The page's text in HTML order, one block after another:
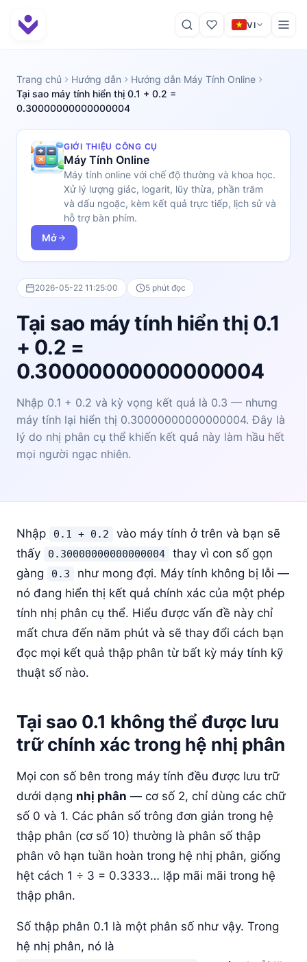
VI
Trang chủ Hướng dẫn
Hướng dẫn Máy Tính Online
Tại sao máy tính hiển thị 0.1 + 0.2 =
0.30000000000000004
GIỚI THIỆU CÔNG CỤ
Máy Tính Online
Máy tính online với chế độ thường và khoa học.
Xử lý lượng giác, logarit, lũy thừa, phần trăm
và dấu ngoặc, kèm kết quả trực tiếp, lịch sử và
hỗ trợ bàn phím.
Mở
2026-05-22 11:25:00 5 phút đọc
Tại sao máy tính hiển thị 0.1
+ 0.2 =
0.30000000000000004
Nhập 0.1 + 0.2 và kỳ vọng kết quả là 0.3 — nhưng
máy tính lại hiển thị 0.30000000000000004. Đây là
lý do nhị phân cụ thể khiến kết quả này làm hầu hết
mọi người ngạc nhiên.
Nhập 0.1 + 0.2
vào máy tính ở trên và bạn sẽ
thấy
0.30000000000000004
thay vì con số gọn
gàng
0.3
như mong đợi. Máy tính không bị lỗi —
nó đang hiển thị kết quả chính xác của một phép
tính nhị phân cụ thể. Hiểu được vấn đề này chỉ
mất chưa đến năm phút và sẽ thay đổi cách bạn
đọc mọi kết quả thập phân từ bất kỳ máy tính kỹ
thuật số nào.
Tại sao 0.1 không thể được lưu
trữ chính xác trong hệ nhị phân
Mọi con số bên trong máy tính đều được lưu trữ
dưới dạng nhị phân — cơ số 2, chỉ dùng các chữ
số 0 và 1. Các phân số trông đơn giản trong hệ
thập phân (cơ số 10) thường là phân số thập
phân vô hạn tuần hoàn trong hệ nhị phân, giống
hệt cách 1 ÷ 3 = 0.3333… lặp mãi mãi trong hệ
thập phân.
Số thập phân 0.1 là một phân số như vậy. Trong
hệ nhị phân, nó là